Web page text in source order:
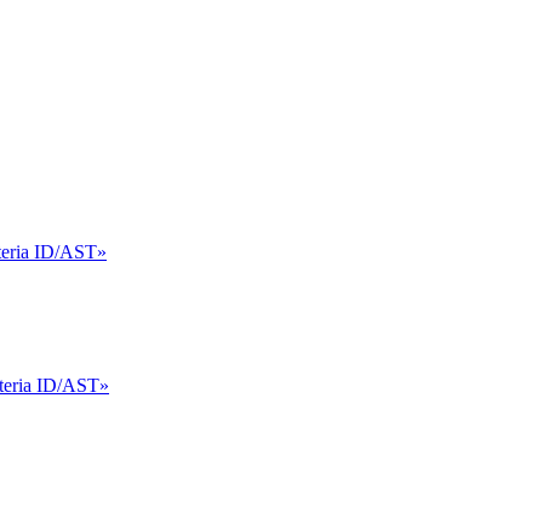
ID/AST»
ID/AST»